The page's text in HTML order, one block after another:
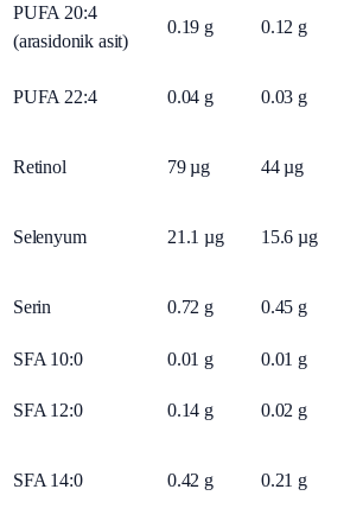
PUFA 20:4
(arasidonik asit)
0.19 g 0.12 g
PUFA 22:4 0.04 g 0.03 g
Retinol 79 µg 44 µg
Selenyum 21.1 µg 15.6 µg
Serin 0.72 g 0.45 g
SFA 10:0 0.01 g 0.01 g
SFA 12:0 0.14 g 0.02 g
SFA 14:0 0.42 g 0.21 g